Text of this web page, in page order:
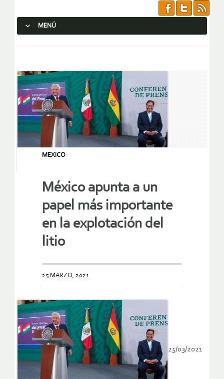
MENÚ
MEXICO
México apunta a un
papel más importante
en la explotación del
litio
25 MARZO, 2021
25/03/2021